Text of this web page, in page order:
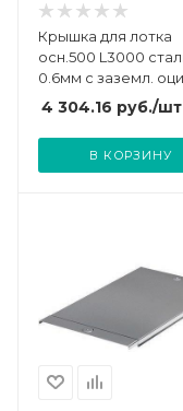
Крышка для лотка
осн.500 L3000
0.6мм с заземл.
DKC 35527
4 304.16 руб./шт
В КОРЗИНУ